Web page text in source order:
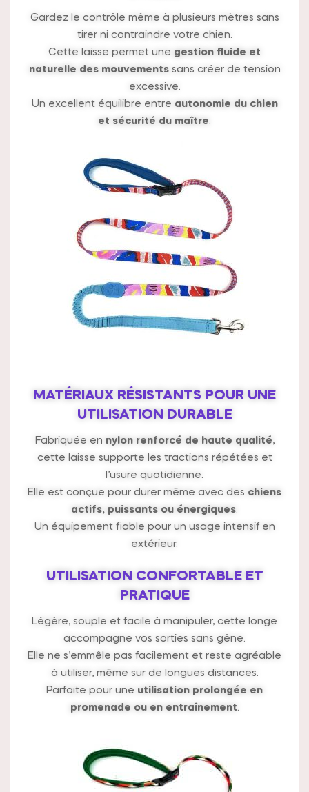
Gardez le contrôle même à plusieurs mètres sans
tirer ni contraindre votre chien.
Cette laisse permet une gestion fluide et
naturelle des mouvementssans créer de tension
excessive.
Un excellent équilibre entre autonomie du chien
et sécurité du maître.
MATÉRIAUX RÉSISTANTS POUR UNE
UTILISATION DURABLE
Fabriquée en nylon renforcé de haute qualité,
cette laisse supporte les tractions répétées et
l’usure quotidienne.
Elle est conçue pour durer même avec des chiens
actifs, puissants ou énergiques.
Un équipement fiable pour un usage intensif en
extérieur.
UTILISATION CONFORTABLE ET
PRATIQUE
Légère, souple et facile à manipuler, cette longe
accompagne vos sorties sans gêne.
Elle ne s’emmêle pas facilement et reste agréable
à utiliser, même sur de longues distances.
Parfaite pour une utilisation prolongée en
promenade ou en entraînement.